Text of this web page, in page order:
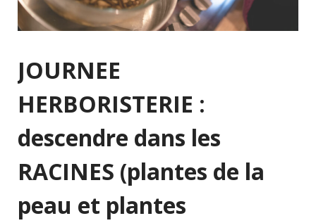
JOURNEE
HERBORISTERIE :
descendre dans les
RACINES (plantes de la
peau et plantes